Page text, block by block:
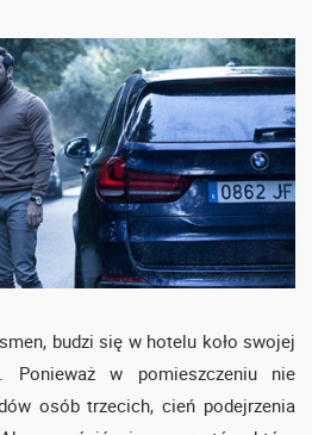
budzi się w hotelu koło swojej
Ponieważ w pomieszczeniu nie
osób trzecich, cień podejrzenia